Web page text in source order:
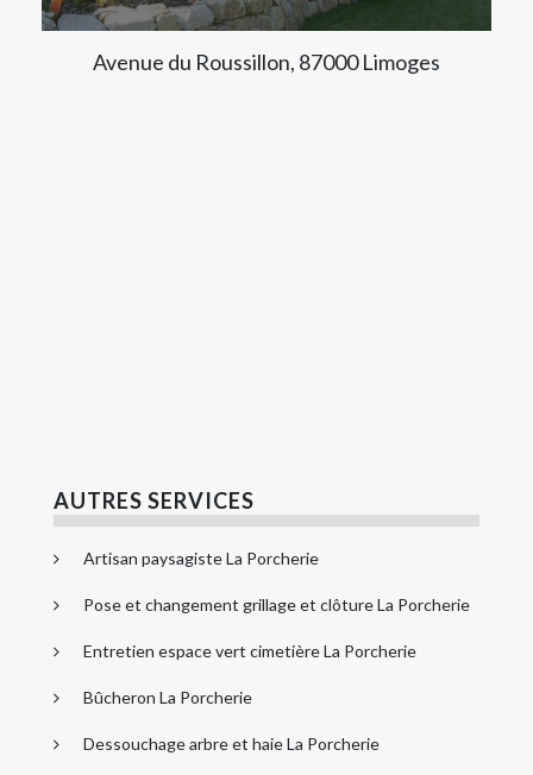
Avenue du Roussillon, 87000 Limoges
AUTRES SERVICES
Artisan paysagiste La Porcherie
Pose et changement grillage et clôture La Porcherie
Entretien espace vert cimetière La Porcherie
Bûcheron La Porcherie
Dessouchage arbre et haie La Porcherie